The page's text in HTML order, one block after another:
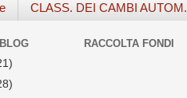
CLASS. DEI CAMBI AUTOM.
RACCOLTA FONDI